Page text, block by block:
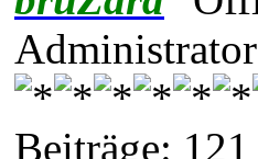
Administrator
Beiträge: 121